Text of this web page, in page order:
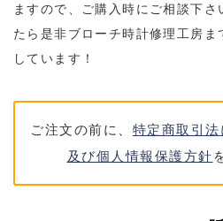
ますので、ご購入時にご相談下さ
たら是非ブローチ時計修理工房ま
しています！
ご注文の前に、 特定商取引法
及び個人情報保護方針